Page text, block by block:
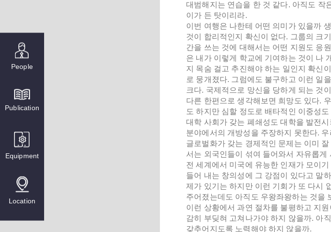
People
Publication
Equipment
Location
대범해지는 연습을 한 것 같다. 아직도 작
이가 든 탓이리라.
이번 여행은 나한테 어떤 의미가 있을까
것이 합리적인지 확신이 없다. 그룹의 크
간을 쓰는 것에 대해서는 어떤 지원도 응
은 내가 이렇게 학교에 기여하는 것이 나
지 목숨 걸고 추진해야 하는 일인지 확신
로 뭉개졌다. 그럼에도 불구하고 이런 일
크다. 국제적으로 망신을 당하게 되는 것
다른 한편으로 생각해보면 희망도 있다.
도 하지만 심할 정도로 배타적인 이중성
대학 사회가 갖는 폐쇄성도 대학을 발전
분야에서의 개방성을 주장하지 못한다.
글로벌화가 갖는 경제적인 문제는 이미
서는 외국인들이 섞여 들어와서 자유롭
전 세계에서 미국에 유능한 인재가 모이
들어 내는 창의성에 그 강점이 있다고 말
제가 있기는 하지만 이런 기회가 또 다시
주어졌는데도 아직도 우왕좌왕하는 것을
이런 상황에서 과연 절차를 불평하고 지
감히 부딪혀 고쳐나가야 하지 않을까. 아
갖추어지도록 노력해야 하지 않을까.